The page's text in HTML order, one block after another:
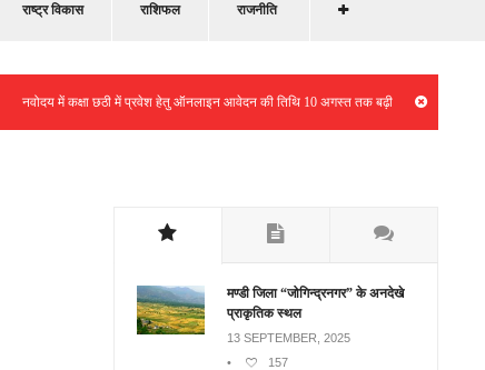
राष्ट्र विकास राशिफल राजनीति
नवोदय में कक्षा छठी में प्रवेश हेतु ऑनलाइन आवेदन की तिथि 10 अगस्त तक बढ़ी •
मण्डी जिला “जोगिन्द्रनगर” के अनदेखे
प्राकृतिक स्थल
13 SEPTEMBER, 2025
•
157